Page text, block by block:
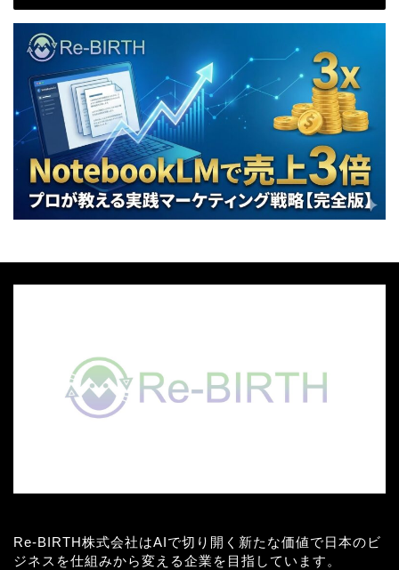
Re-BIRTH株式会社はAIで切り開く新たな価値で日本のビ
ジネスを仕組みから変える企業を目指しています。